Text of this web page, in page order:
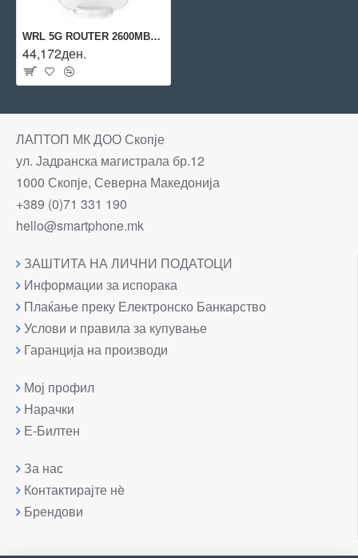
WRL 5G ROUTER 2600MBPS/DWR-978 D-LINK
44,172ден.
ЛАПТОП МК ДОО Скопје
ул. Јадранска магистрала бр.12
1000 Скопје, Северна Македонија
+389 (0)71 331 190
hello@smartphone.mk
ЗАШТИТА НА ЛИЧНИ ПОДАТОЦИ
Информации за испорака
Плаќање преку Електронско Банкарство
Услови и правила за купување
Гаранција на производи
Мој профил
Нарачки
Е-Билтен
За нас
Контактирајте нè
Брендови